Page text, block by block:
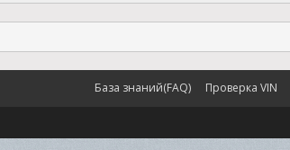
База знаний(FAQ) Проверка VIN